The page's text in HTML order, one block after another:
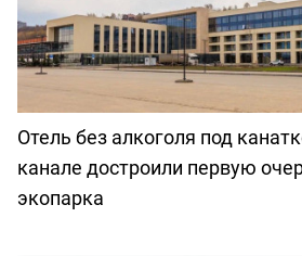
Отель без алкоголя под
канале достроили первую
экопарка